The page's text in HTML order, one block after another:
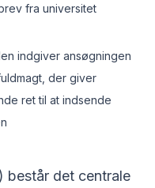
fra universitet
indgiver ansøgningen
der giver
ret til at indsende
består det centrale